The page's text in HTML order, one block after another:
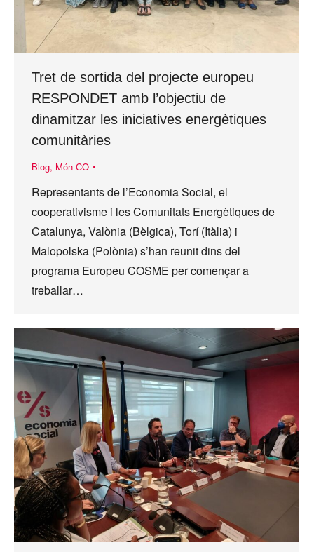
Tret de sortida del projecte europeu
RESPONDET amb l’objectiu de
dinamitzar les iniciatives energètiques
comunitàries
Blog, Món CO
Representants de l’Economia Social, el
cooperativisme i les Comunitats Energètiques de
Catalunya, Valònia (Bèlgica), Torí (Itàlia) i
Malopolska (Polònia) s’han reunit dins del
programa Europeu COSME per començar a
treballar…